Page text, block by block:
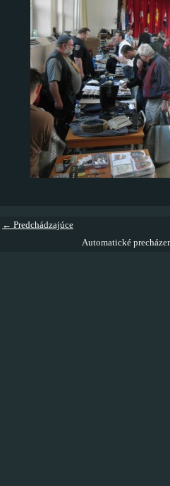
← Predchádzajúce
Automatické